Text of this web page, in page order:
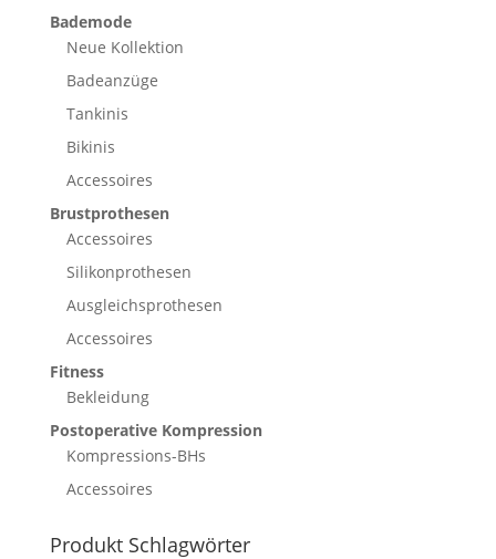
Bademode
Neue Kollektion
Badeanzüge
Tankinis
Bikinis
Accessoires
Brustprothesen
Accessoires
Silikonprothesen
Ausgleichsprothesen
Accessoires
Fitness
Bekleidung
Postoperative Kompression
Kompressions-BHs
Accessoires
Produkt Schlagwörter